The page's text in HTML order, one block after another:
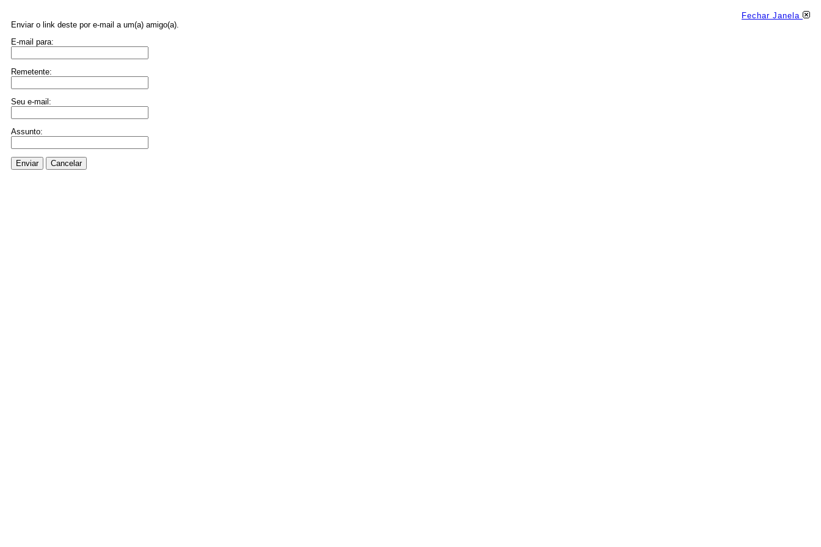
Fechar Janela
Enviar o link deste por e-mail a um(a) amigo(a).
E-mail para:
Remetente:
Seu e-mail:
Assunto:
Enviar Cancelar